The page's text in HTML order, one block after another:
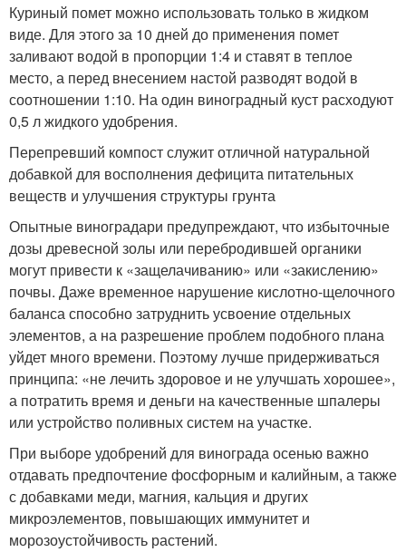
Куриный помет можно использовать только в жидком
виде. Для этого за 10 дней до применения помет
заливают водой в пропорции 1:4 и ставят в теплое
место, а перед внесением настой разводят водой в
соотношении 1:10. На один виноградный куст расходуют
0,5 л жидкого удобрения.
Перепревший компост служит отличной натуральной
добавкой для восполнения дефицита питательных
веществ и улучшения структуры грунта
Опытные виноградари предупреждают, что избыточные
дозы древесной золы или перебродившей органики
могут привести к «защелачиванию» или «закислению»
почвы. Даже временное нарушение кислотно-щелочного
баланса способно затруднить усвоение отдельных
элементов, а на разрешение проблем подобного плана
уйдет много времени. Поэтому лучше придерживаться
принципа: «не лечить здоровое и не улучшать хорошее»,
а потратить время и деньги на качественные шпалеры
или устройство поливных систем на участке.
При выборе удобрений для винограда осенью важно
отдавать предпочтение фосфорным и калийным, а также
с добавками меди, магния, кальция и других
микроэлементов, повышающих иммунитет и
морозоустойчивость растений.